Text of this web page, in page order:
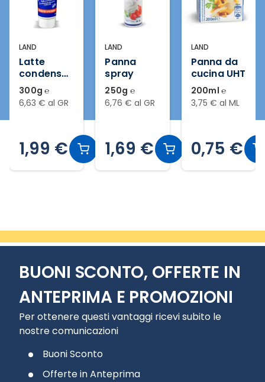
LAND
Latte
condensat
o
zuccherat
o
300g ℮
6,63 € al GR
1,99 €
LAND
Panna
spray
250g ℮
6,76 € al GR
1,69 €
LAND
Panna da
cucina UHT
200ml ℮
3,75 € al ML
0,75 €
BUONI SCONTO, OFFERTE IN
ANTEPRIMA E PROMOZIONI
Per ottenere questi vantaggi ricevi subito le
nostre comunicazioni
Buoni Sconto
Offerte in Anteprima